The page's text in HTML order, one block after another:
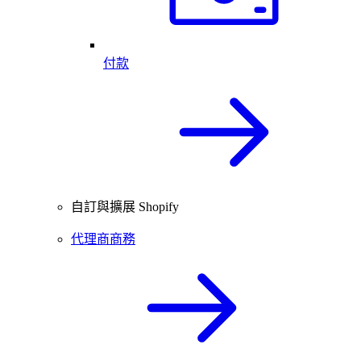
付款
自訂與擴展 Shopify
代理商商務